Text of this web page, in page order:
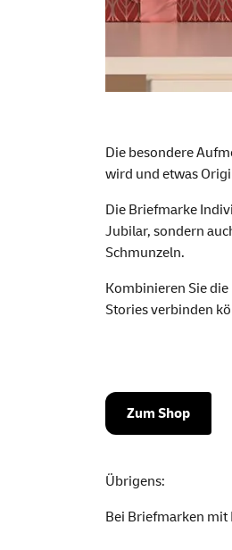
Die besondere
wird und etwas
Die Briefmarke
Jubilar, sondern
Schmunzeln.
Kombinieren Sie
Stories verbinden
Zum Shop
Übrigens:
Bei Briefmarken